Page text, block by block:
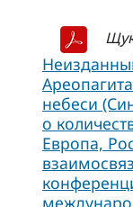
небеси
о
Европа,